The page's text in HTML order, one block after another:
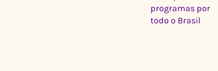
programas por
todo o Brasil